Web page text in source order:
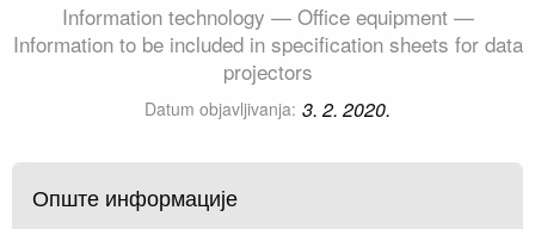
Information technology — Office equipment —
Information to be included in specification sheets for data
projectors
Datum objavljivanja: 3. 2. 2020.
Опште информације